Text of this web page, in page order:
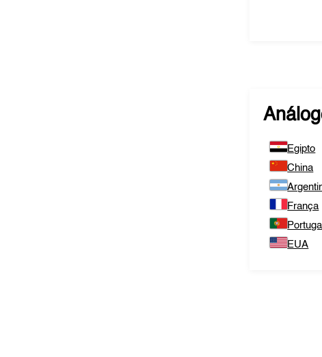
Egipto
China
França
Portugal
EUA